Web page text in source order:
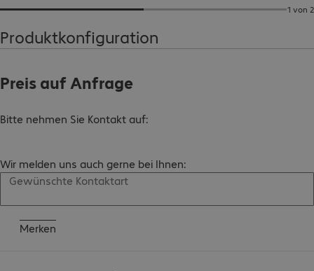
1 von 2
Produktkonfiguration
Preis auf Anfrage
Bitte nehmen Sie Kontakt auf:
Wir melden uns auch gerne bei Ihnen:
Gewünschte Kontaktart
Merken